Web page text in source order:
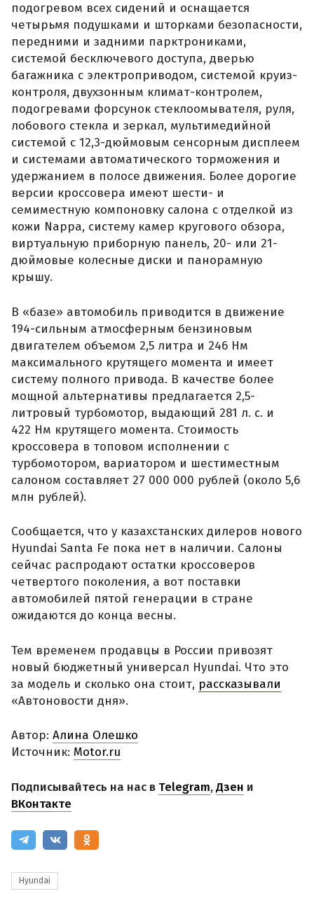
подогревом всех сидений и оснащается
четырьмя подушками и шторками безопасности,
передними и задними парктрониками,
системой бесключевого доступа, дверью
багажника с электроприводом, системой круиз-
контроля, двухзонным климат-контролем,
подогревами форсунок стеклоомывателя, руля,
лобового стекла и зеркал, мультимедийной
системой с 12,3-дюймовым сенсорным дисплеем
и системами автоматического торможения и
удержанием в полосе движения. Более дорогие
версии кроссовера имеют шести- и
семиместную компоновку салона с отделкой из
кожи Nappa, систему камер кругового обзора,
виртуальную приборную панель, 20- или 21-
дюймовые колесные диски и панорамную
крышу.
В «базе» автомобиль приводится в движение
194-сильным атмосферным бензиновым
двигателем объемом 2,5 литра и 246 Нм
максимального крутящего момента и имеет
систему полного привода. В качестве более
мощной альтернативы предлагается 2,5-
литровый турбомотор, выдающий 281 л. с. и
422 Нм крутящего момента. Стоимость
кроссовера в топовом исполнении с
турбомотором, вариатором и шестиместным
салоном составляет 27 000 000 рублей (около 5,6
млн рублей).
Сообщается, что у казахстанских дилеров нового
Hyundai Santa Fe пока нет в наличии. Салоны
сейчас распродают остатки кроссоверов
четвертого поколения, а вот поставки
автомобилей пятой генерации в стране
ожидаются до конца весны.
Тем временем продавцы в России привозят
новый бюджетный универсал Hyundai. Что это
за модель и сколько она стоит, рассказывали
«Автоновости дня».
Автор: Алина Олешко
Источник: Motor.ru
Подписывайтесь на нас в Telegram,Дзен и
ВКонтакте
Hyundai